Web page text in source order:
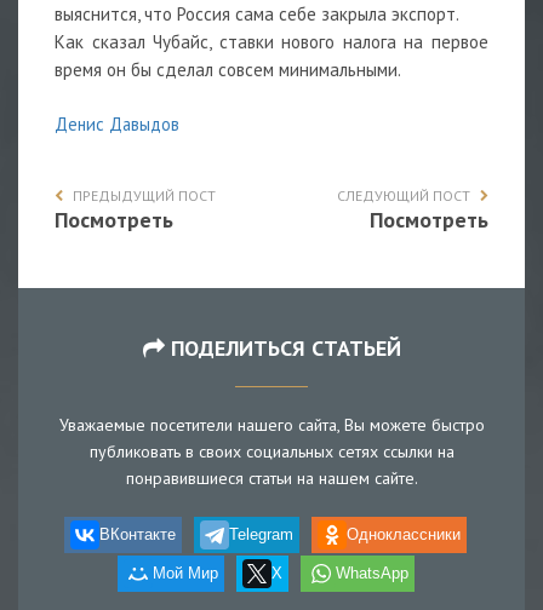
выяснится, что Россия сама себе закрыла экспорт.
Как сказал Чубайс, ставки нового налога на первое
время он бы сделал совсем минимальными.
Денис Давыдов
ПРЕДЫДУЩИЙ ПОСТ
Посмотреть
СЛЕДУЮЩИЙ ПОСТ
Посмотреть
ПОДЕЛИТЬСЯ СТАТЬЕЙ
Уважаемые посетители нашего сайта, Вы можете быстро
публиковать в своих социальных сетях ссылки на
понравившиеся статьи на нашем сайте.
ВКонтакте Telegram Одноклассники
Мой Мир X WhatsApp